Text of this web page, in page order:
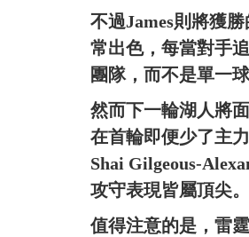
不過James則將獲
常出色，每當對手
團隊，而不是單一
然而下一輪湖人將
在首輪即便少了主
Shai Gilgeous-
攻守表現皆屬頂尖。
值得注意的是，雷